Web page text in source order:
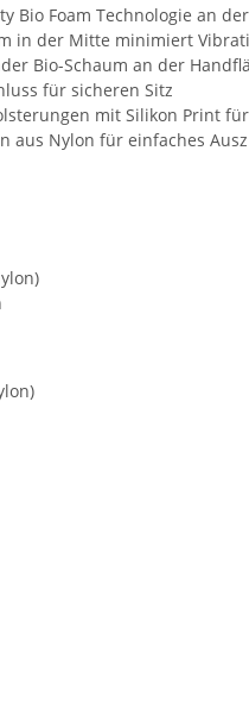
Bio Foam Technologie an
in der Mitte minimiert
Bio-Schaum an der
für sicheren Sitz
mit Silikon Print
aus Nylon für einfaches